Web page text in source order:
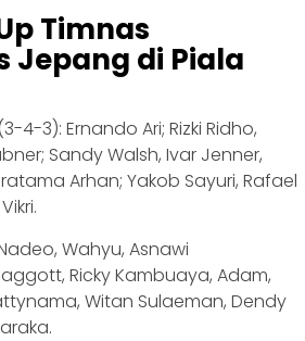
Timnas
Jepang di Piala
4-3): Ernando Ari; Rizki Ridho,
Sandy Walsh, Ivar Jenner,
Arhan; Yakob Sayuri, Rafael
Wahyu, Asnawi
Ricky Kambuaya, Adam,
Witan Sulaeman, Dendy